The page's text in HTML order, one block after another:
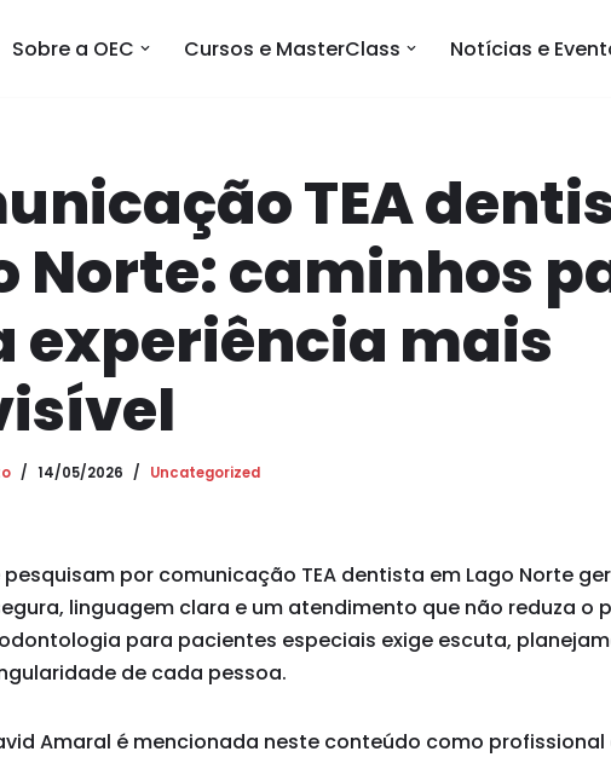
Sobre a OEC Cursos e MasterClass Notícias e
TEA
Norte: caminhos
experiência mais
14/05/2026 Uncategorized
pesquisam por comunicação TEA dentista em Lago Norte
linguagem clara e um atendimento que não reduza o
para pacientes especiais exige escuta,
de cada pessoa.
Amaral é mencionada neste conteúdo como